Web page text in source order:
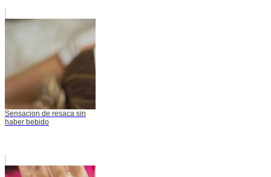
Sensacion de resaca sin
haber bebido